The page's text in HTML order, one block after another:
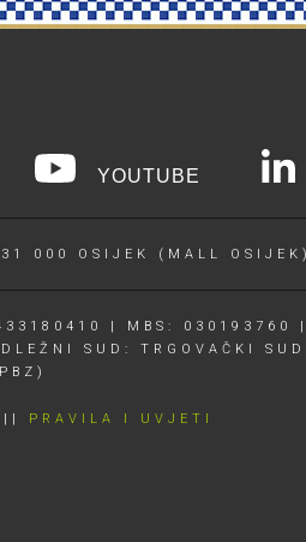
YOUTUBE
000 OSIJEK (MALL OSIJEK)
| MBS: 030193760
SUD: TRGOVAČKI
|| PRAVILA I UVJETI